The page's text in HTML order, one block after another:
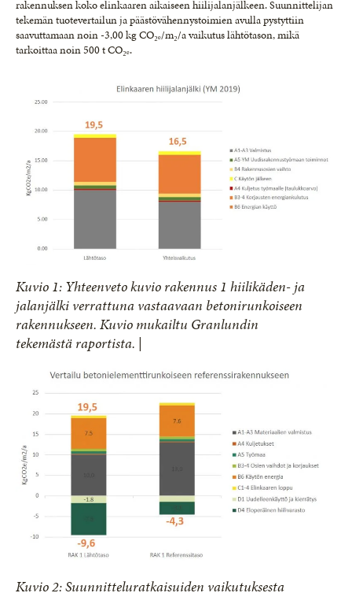
rakennuksen koko elinkaaren aikaiseen hiilijalanjälkeen. Suunnittelijan
tekemän tuotevertailun ja päästövähennystoimien avulla pystyttiin
saavuttamaan noin -3,00 kg CO₂ₑ/m₂/a vaikutus lähtötason, mikä
tarkoittaa noin 500 t CO₂ₑ.
Kuvio 1: Yhteenveto kuvio rakennus 1 hiilikäden- ja
jalanjälki verrattuna vastaavaan betonirunkoiseen
rakennukseen. Kuvio mukailtu Granlundin
tekemästä raportista. |
Kuvio 2: Suunnitteluratkaisuiden vaikutuksesta